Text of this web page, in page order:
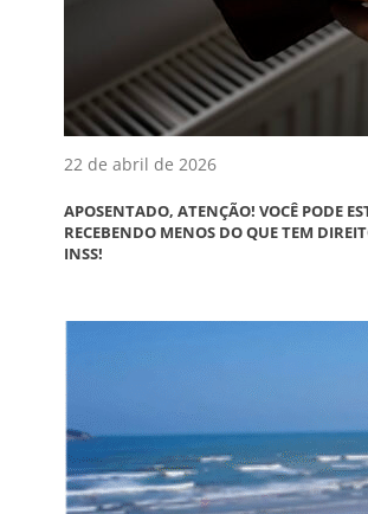
22 de abril de 2026
APOSENTADO, ATENÇÃO! VOCÊ PODE
RECEBENDO MENOS DO QUE TEM
INSS!